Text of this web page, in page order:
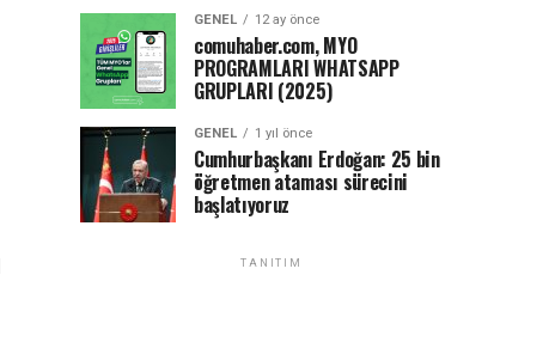
GENEL 12 ay önce
comuhaber.com, MYO
PROGRAMLARI WHATSAPP
GRUPLARI (2025)
GENEL 1 yıl önce
Cumhurbaşkanı Erdoğan: 25 bin
öğretmen ataması sürecini
başlatıyoruz
TANITIM